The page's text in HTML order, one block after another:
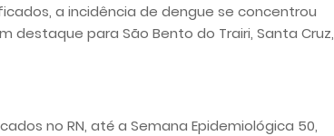
a incidência de dengue se concentrou
destaque para São Bento do Trairi, Santa Cruz,
no RN, até a Semana Epidemiológica 50,